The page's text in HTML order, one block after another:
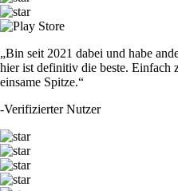
„Bin seit 2021 dabei und habe
hier ist definitiv die beste. Einfach
einsame Spitze.“
-Verifizierter Nutzer